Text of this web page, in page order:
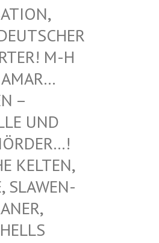
G
B
M-H U
V
K
UND K
D
M
S
R
A